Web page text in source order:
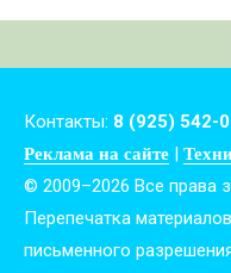
Контакты: 8 (925) 542-
Реклама на сайте |
© 2009–2026 Все права
Перепечатка
письменного